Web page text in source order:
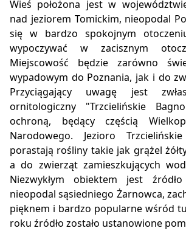
Wieś położona jest w
nad jeziorem Tomickim, nieopodal
się w bardzo spokojnym
wypoczywać w zacisznym
Miejscowość będzie zarówno
wypadowym do Poznania, jak i do
Przyciągający uwagę jest
ornitologiczny "Trzcielińskie
ochroną, będący częścią
Narodowego. Jezioro
porastają rośliny takie jak grążel
a do zwierząt zamieszkujących
Niezwykłym obiektem jest
nieopodal sąsiedniego Żarnowca,
pięknem i bardzo popularne wśród
roku źródło zostało ustanowione